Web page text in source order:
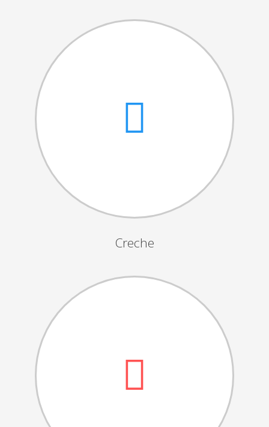
Cantares das Janeiras
Carnaval
Dia da Amizade
Dia da Mulher
Dia do Pai
Festejos da Páscoa
Dia da Mãe
Dia Mundial da Criança
Marchas Populares
Dia de S.Martinho
Aniversários da Instituição
Almoço / Lanche de Natal
Atividades Semanais
Feiras e Exposições
Grupos Musicais do Centro de Dia
Creche